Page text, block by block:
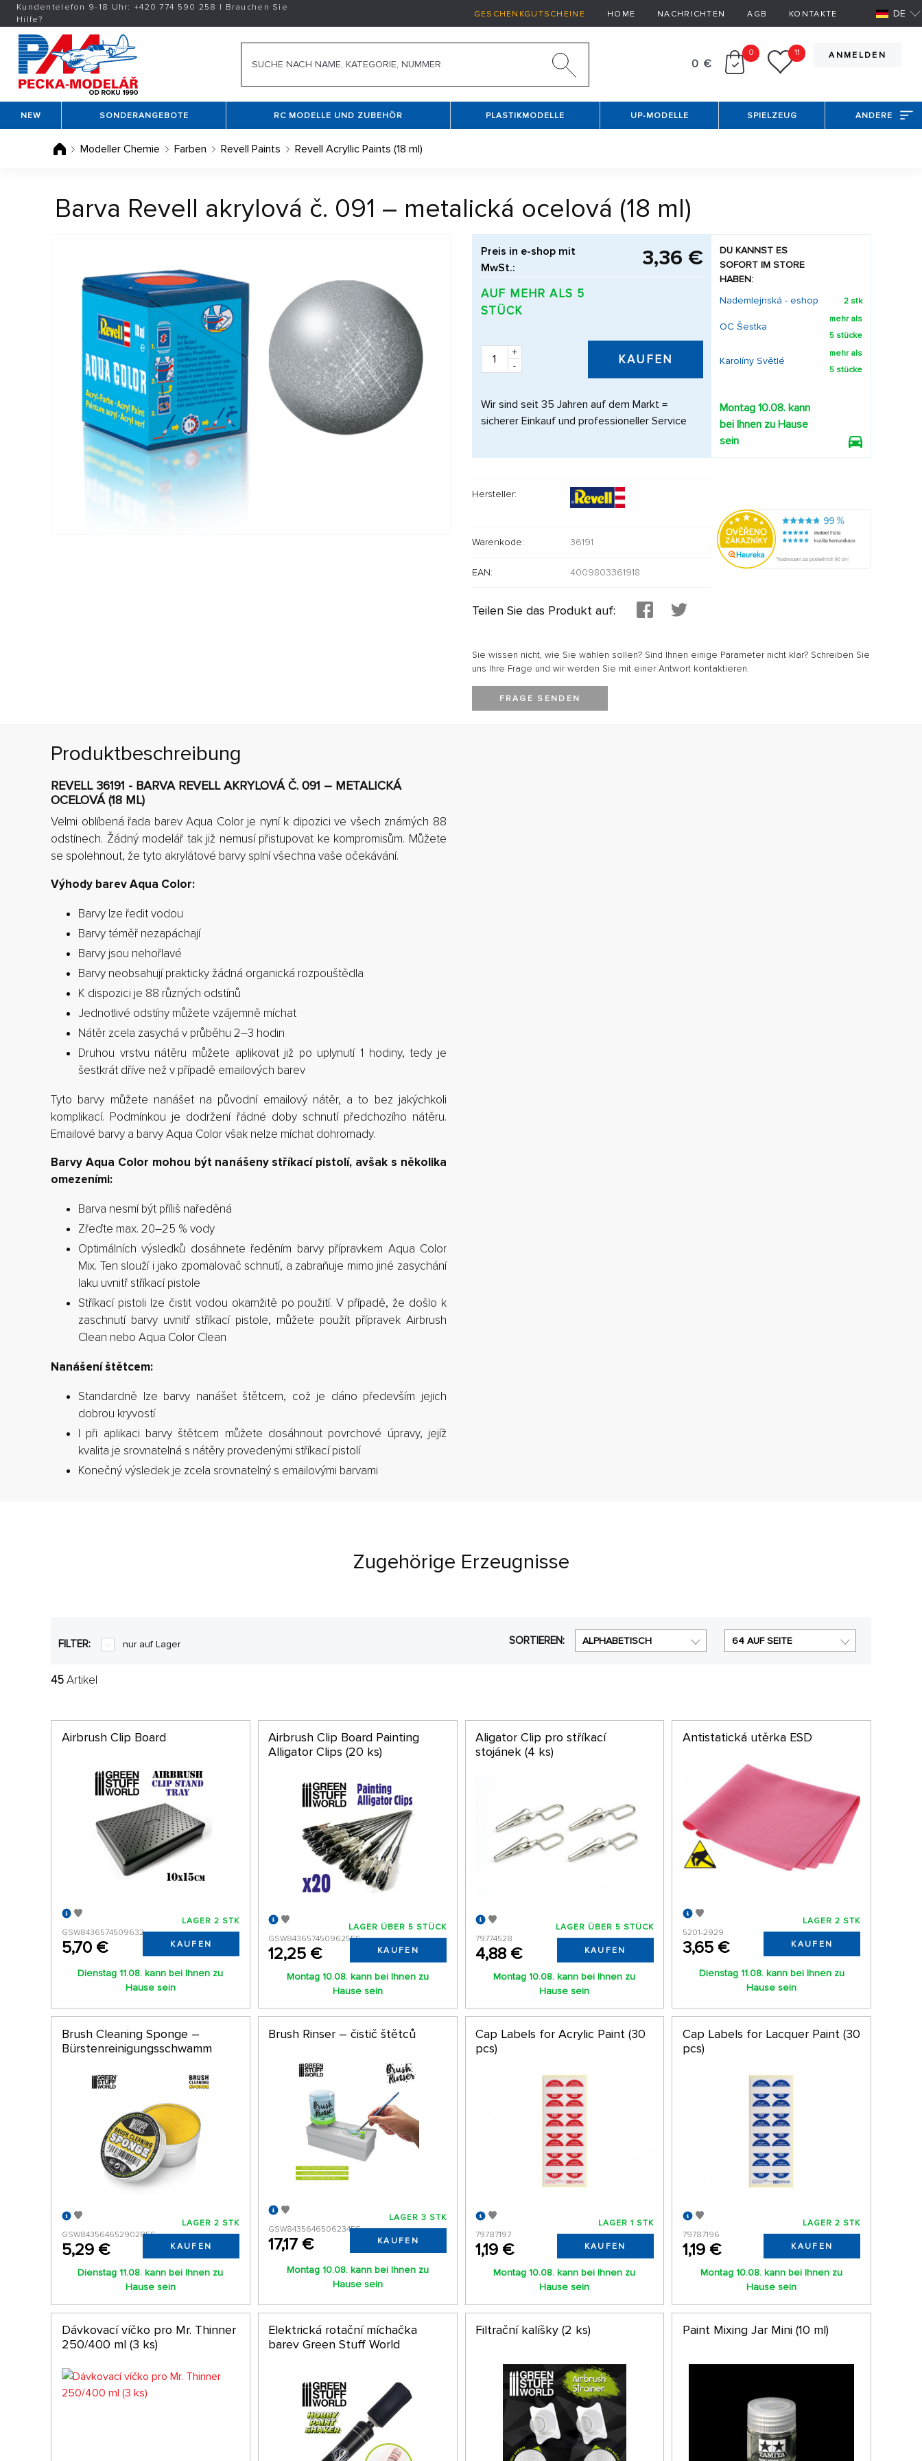
Kundentelefon 9-18 Uhr: +420774 590 258 | Brauchen Sie
Hilfe?
GESCHENKGUTSCHEINE HOME NACHRICHTEN AGB KONTAKTE DE
ANMELDEN
0 €
0 11
NEW SONDERANGEBOTE RC MODELLE UND ZUBEHÖR PLASTIKMODELLE UP-MODELLE SPIELZEUG ANDERE
Modeller Chemie Farben Revell Paints Revell Acryllic Paints (18 ml)
Barva Revell akrylová č. 091 – metalická ocelová (18 ml)
Preis in e-shop mit
MwSt.:
3,36 €
AUF MEHR ALS 5
STÜCK
+
-
KAUFEN
Wir sind seit 35 Jahren auf dem Markt =
sicherer Einkauf und professioneller Service
DU KANNST ES
SOFORT IM STORE
HABEN:
Nademlejnská - eshop
2 stk
OC Šestka
mehr als
5 stücke
Karolíny Světlé
mehr als
5 stücke
Montag 10.08. kann
bei Ihnen zu Hause
sein
Hersteller:
Warenkode: 36191
EAN: 4009803361918
Teilen Sie das Produkt auf:
Sie wissen nicht, wie Sie wählen sollen? Sind Ihnen einige Parameter nicht klar? Schreiben Sie
uns Ihre Frage und wir werden Sie mit einer Antwort kontaktieren.
FRAGE SENDEN
Produktbeschreibung
REVELL 36191 - BARVA REVELL AKRYLOVÁ Č. 091 – METALICKÁ
OCELOVÁ (18 ML)
Velmi oblíbená řada barev Aqua Color je nyní k dipozici ve všech známých 88
odstínech. Žádný modelář tak již nemusí přistupovat ke kompromisům. Můžete
se spolehnout, že tyto akrylátové barvy splní všechna vaše očekávání.
Výhody barev Aqua Color:
Barvy lze ředit vodou
Barvy téměř nezapáchají
Barvy jsou nehořlavé
Barvy neobsahují prakticky žádná organická rozpouštědla
K dispozici je 88 různých odstínů
Jednotlivé odstíny můžete vzájemně míchat
Nátěr zcela zasychá v průběhu 2–3 hodin
Druhou vrstvu nátěru můžete aplikovat již po uplynutí 1 hodiny, tedy je
šestkrát dříve než v případě emailových barev
Tyto barvy můžete nanášet na původní emailový nátěr, a to bez jakýchkoli
komplikací. Podmínkou je dodržení řádné doby schnutí předchozího nátěru.
Emailové barvy a barvy Aqua Color však nelze míchat dohromady.
Barvy Aqua Color mohou být nanášeny stříkací pistolí, avšak s několika
omezeními:
Barva nesmí být příliš naředěná
Zřeďte max. 20–25 % vody
Optimálních výsledků dosáhnete ředěním barvy přípravkem Aqua Color
Mix. Ten slouží i jako zpomalovač schnutí, a zabraňuje mimo jiné zasychání
laku uvnitř stříkací pistole
Stříkací pistoli lze čistit vodou okamžitě po použití. V případě, že došlo k
zaschnutí barvy uvnitř stříkací pistole, můžete použít přípravek Airbrush
Clean nebo Aqua Color Clean
Nanášení štětcem:
Standardně lze barvy nanášet štětcem, což je dáno především jejich
dobrou kryvostí
I při aplikaci barvy štětcem můžete dosáhnout povrchové úpravy, jejíž
kvalita je srovnatelná s nátěry provedenými stříkací pistolí
Konečný výsledek je zcela srovnatelný s emailovými barvami
Zugehörige Erzeugnisse
FILTER: nur auf Lager SORTIEREN: ALPHABETISCH 64 AUF SEITE
45Artikel
Airbrush Clip Board
GSW8436574509632
5,70 €
LAGER 2 STK
KAUFEN
Dienstag 11.08. kann bei Ihnen zu
Hause sein
Airbrush Clip Board Painting
Alligator Clips (20 ks)
GSW8436574509625ES
12,25 €
LAGER ÜBER 5 STÜCK
KAUFEN
Montag 10.08. kann bei Ihnen zu
Hause sein
Aligator Clip pro stříkací
stojánek (4 ks)
79774528
4,88 €
LAGER ÜBER 5 STÜCK
KAUFEN
Montag 10.08. kann bei Ihnen zu
Hause sein
Antistatická utěrka ESD
5201-2929
3,65 €
LAGER 2 STK
KAUFEN
Dienstag 11.08. kann bei Ihnen zu
Hause sein
Brush Cleaning Sponge –
Bürstenreinigungsschwamm
GSW8435646529028ES
5,29 €
LAGER 2 STK
KAUFEN
Dienstag 11.08. kann bei Ihnen zu
Hause sein
Brush Rinser – čistič štětců
GSW8435646506234ES
17,17 €
LAGER 3 STK
KAUFEN
Montag 10.08. kann bei Ihnen zu
Hause sein
Cap Labels for Acrylic Paint (30
pcs)
79787197
1,19 €
LAGER 1 STK
KAUFEN
Montag 10.08. kann bei Ihnen zu
Hause sein
Cap Labels for Lacquer Paint (30
pcs)
79787196
1,19 €
LAGER 2 STK
KAUFEN
Montag 10.08. kann bei Ihnen zu
Hause sein
Dávkovací víčko pro Mr. Thinner
250/400 ml (3 ks)
Elektrická rotační míchačka
barev Green Stuff World
Filtrační kalíšky (2 ks) Paint Mixing Jar Mini (10 ml)